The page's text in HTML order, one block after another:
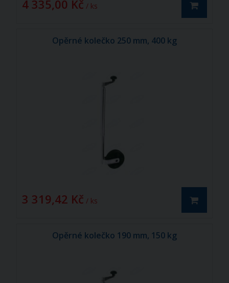
4 335,00 Kč / ks
Opěrné kolečko 250 mm, 400 kg
3 319,42 Kč / ks
Opěrné kolečko 190 mm, 150 kg